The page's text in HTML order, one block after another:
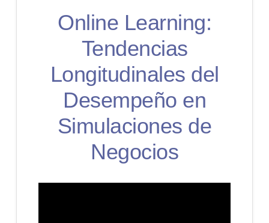
Online Learning:
Tendencias
Longitudinales del
Desempeño en
Simulaciones de
Negocios